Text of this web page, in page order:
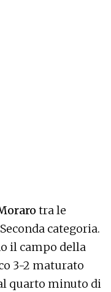
tra le
categoria.
il campo della
3-2 maturato
quarto minuto di